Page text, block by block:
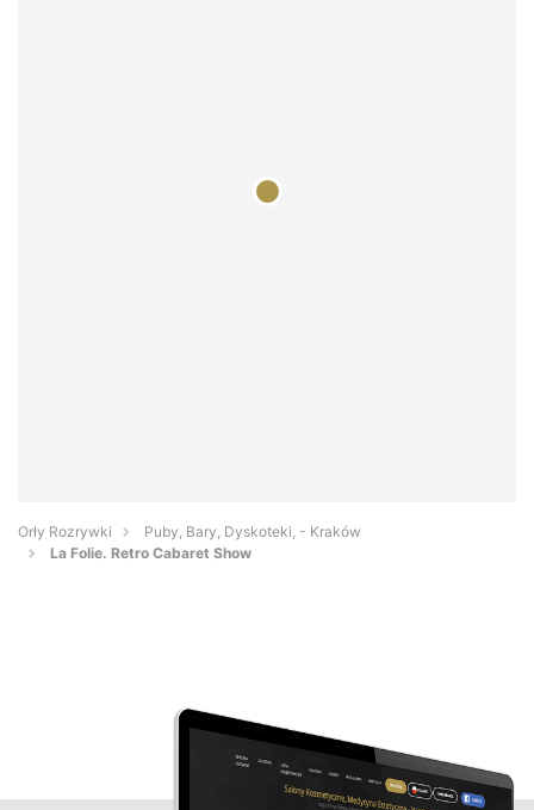
Orły Rozrywki
Puby, Bary, Dyskoteki, - Kraków
La Folie. Retro Cabaret Show